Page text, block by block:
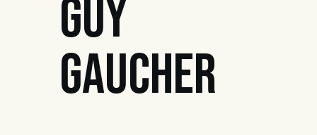
GUY
GAUCHER